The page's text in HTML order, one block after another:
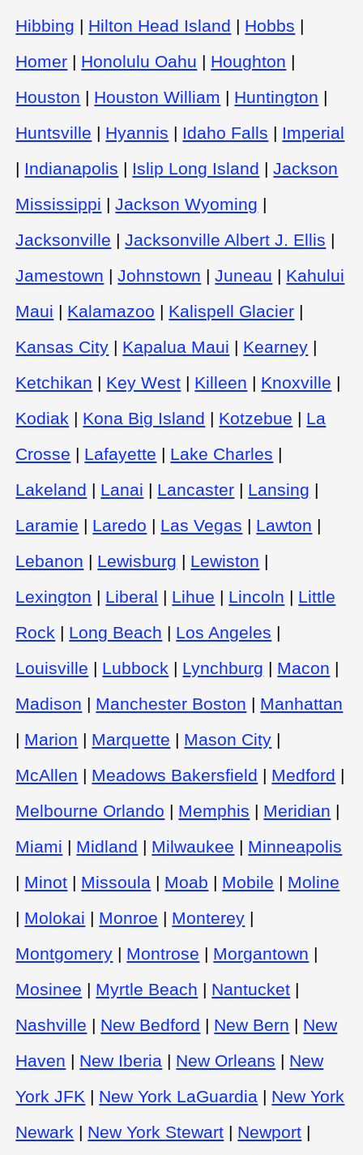
Hibbing | Hilton Head Island | Hobbs |
Homer | Honolulu Oahu | Houghton |
Houston | Houston William | Huntington |
Huntsville | Hyannis | Idaho Falls | Imperial
| Indianapolis | Islip Long Island |Jackson
Mississippi |Jackson Wyoming |
Jacksonville |Jacksonville Albert J. Ellis |
Jamestown |Johnstown |Juneau | Kahului
Maui | Kalamazoo | Kalispell Glacier |
Kansas City | Kapalua Maui | Kearney |
Ketchikan | Key West | Killeen | Knoxville |
Kodiak | Kona Big Island | Kotzebue | La
Crosse | Lafayette | Lake Charles |
Lakeland | Lanai | Lancaster | Lansing |
Laramie | Laredo | Las Vegas | Lawton |
Lebanon | Lewisburg | Lewiston |
Lexington | Liberal | Lihue | Lincoln | Little
Rock | Long Beach | Los Angeles |
Louisville | Lubbock | Lynchburg | Macon |
Madison | Manchester Boston | Manhattan
| Marion | Marquette | Mason City |
McAllen | Meadows Bakersfield | Medford |
Melbourne Orlando | Memphis | Meridian |
Miami | Midland | Milwaukee | Minneapolis
| Minot | Missoula | Moab | Mobile | Moline
| Molokai | Monroe | Monterey |
Montgomery | Montrose | Morgantown |
Mosinee | Myrtle Beach | Nantucket |
Nashville | New Bedford | New Bern | New
Haven | New Iberia | New Orleans | New
York JFK | New York LaGuardia | New York
Newark | New York Stewart | Newport |